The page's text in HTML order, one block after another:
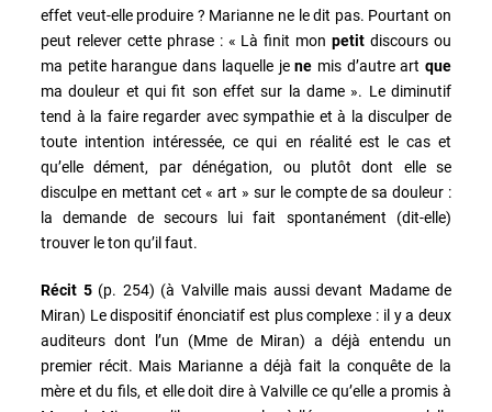
effet veut-elle produire ? Marianne ne le dit pas. Pourtant on
peut relever cette phrase : « Là finit monpetit discours ou
ma petite harangue dans laquelle jene mis d’autre artque
ma douleur et qui fit son effet sur la dame ». Le diminutif
tend à la faire regarder avec sympathie et à la disculper de
toute intention intéressée, ce qui en réalité est le cas et
qu’elle dément, par dénégation, ou plutôt dont elle se
disculpe en mettant cet « art » sur le compte de sa douleur :
la demande de secours lui fait spontanément (dit-elle)
trouver le ton qu’il faut.
Récit 5(p. 254) (à Valville mais aussi devant Madame de
Miran) Le dispositif énonciatif est plus complexe : il y a deux
auditeurs dont l’un (Mme de Miran) a déjà entendu un
premier récit. Mais Marianne a déjà fait la conquête de la
mère et du fils, et elle doit dire à Valville ce qu’elle a promis à